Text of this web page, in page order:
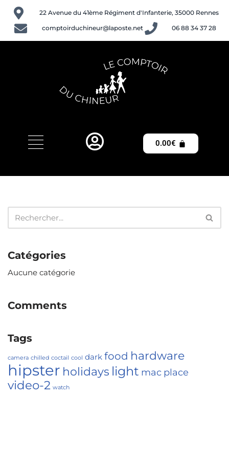
Aller
au
22 Avenue du 41ème Régiment d'Infanterie, 35000 Rennes
comptoirduchineur@laposte.net
06 88 34 37 28
0.00€
Catégories
Aucune catégorie
Comments
Tags
camera chilled coctail cool dark food hardware
hipster holidays light mac place
video-2 watch